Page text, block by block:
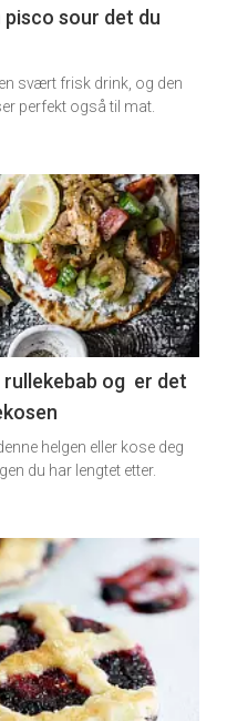
pisco sour det du
svært frisk drink, og den
perfekt også til mat.
rullekebab og er det
helgen eller kose deg
du har lengtet etter.